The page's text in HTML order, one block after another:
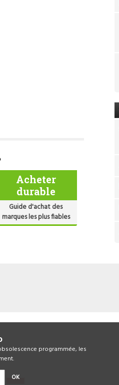
Acheter
durable
Guide d'achat des
marques les plus fiables
programmée, les
OK